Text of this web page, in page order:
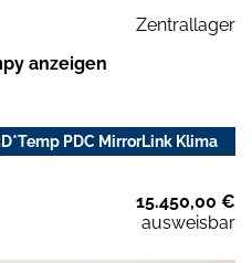
Zentrallager
anzeigen
PDC MirrorLink Klima
15.450,00 €
ausweisbar